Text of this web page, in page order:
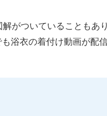
がついていることもあ
浴衣の着付け動画が配